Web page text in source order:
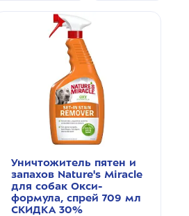
Уничтожитель пятен и
запахов Nature's Miracle
для собак Окси-
формула, спрей 709 мл
СКИДКА 30%